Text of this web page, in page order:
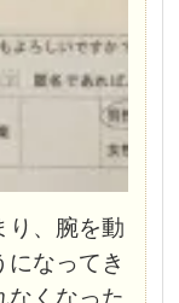
り、腕を動
なってき
なくなった